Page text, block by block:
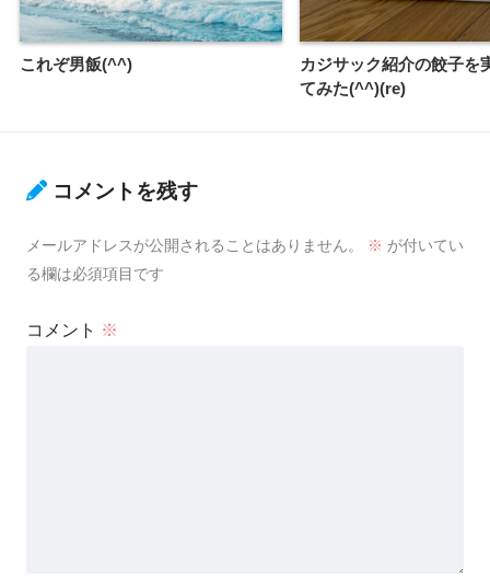
これぞ男飯(^^)
カジサック紹介の餃子を
てみた(^^)(re)
コメントを残す
メールアドレスが公開されることはありません。 ※ が付いてい
る欄は必須項目です
コメント ※